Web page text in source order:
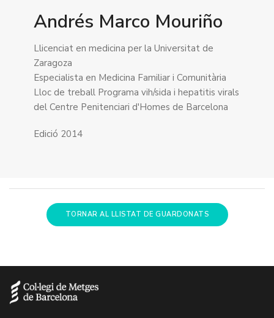
Andrés Marco Mouriño
Llicenciat en medicina per la Universitat de
Zaragoza
Especialista en Medicina Familiar i Comunitària
Lloc de treball Programa vih/sida i hepatitis virals
del Centre Penitenciari d'Homes de Barcelona
Edició 2014
TORNAR AL LLISTAT DE GUARDONATS